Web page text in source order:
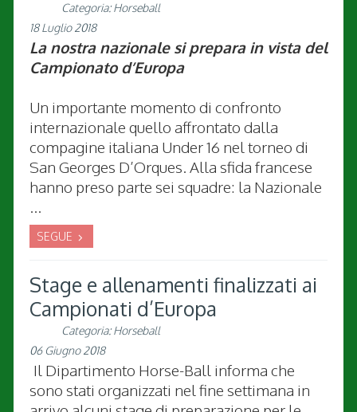
Categoria:Horseball
18 Luglio 2018
La nostra nazionale si prepara in vista del
Campionato d’Europa
Un importante momento di confronto
internazionale quello affrontato dalla
compagine italiana Under 16 nel torneo di
San Georges D’Orques. Alla sfida francese
hanno preso parte sei squadre: la Nazionale
...
SEGUE
Stage e allenamenti finalizzati ai
Campionati d’Europa
Categoria:Horseball
06 Giugno 2018
Il Dipartimento Horse-Ball informa che
sono stati organizzati nel fine settimana in